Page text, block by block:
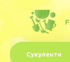
Сукуленти